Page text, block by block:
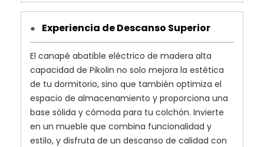
● Experiencia de Descanso Superior
El canapé abatible eléctrico de madera alta
capacidad de Pikolin no solo mejora la estética
de tu dormitorio, sino que también optimiza el
espacio de almacenamiento y proporciona una
base sólida y cómoda para tu colchón. Invierte
en un mueble que combina funcionalidad y
estilo, y disfruta de un descanso de calidad con